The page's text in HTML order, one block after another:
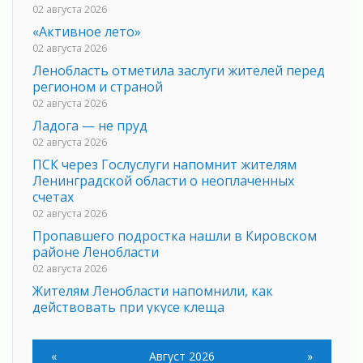
02 августа 2026
«Активное лето»
02 августа 2026
Ленобласть отметила заслуги жителей перед
регионом и страной
02 августа 2026
Ладога — не пруд
02 августа 2026
ПСК через Гослуслуги напомнит жителям
Ленинградской области о неоплаченных
счетах
02 августа 2026
Пропавшего подростка нашли в Кировском
районе Ленобласти
02 августа 2026
Жителям Ленобласти напомнили, как
действовать при укусе клеща
« Август 2026 »